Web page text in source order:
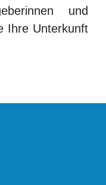
und
Ihre Unterkunft
was